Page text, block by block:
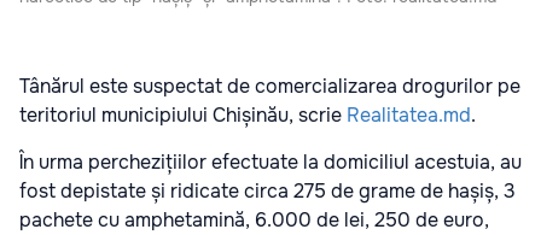
Tânărul este suspectat de comercializarea drogurilor pe
teritoriul municipiului Chișinău, scrie Realitatea.md.
În urma perchezițiilor efectuate la domiciliul acestuia, au
fost depistate și ridicate circa 275 de grame de hașiș, 3
pachete cu amphetamină, 6.000 de lei, 250 de euro,